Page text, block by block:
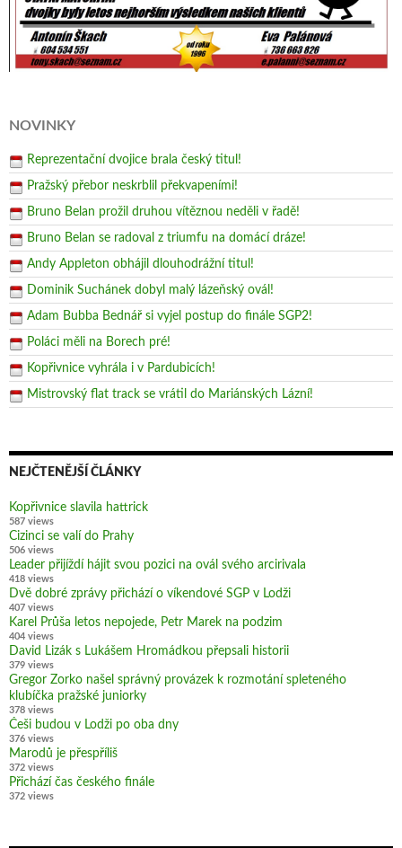
NOVINKY
Reprezentační dvojice brala český titul!
Pražský přebor neskrblil překvapeními!
Bruno Belan prožil druhou vítěznou neděli v řadě!
Bruno Belan se radoval z triumfu na domácí dráze!
Andy Appleton obhájil dlouhodrážní titul!
Dominik Suchánek dobyl malý lázeňský ovál!
Adam Bubba Bednář si vyjel postup do finále SGP2!
Poláci měli na Borech pré!
Kopřivnice vyhrála i v Pardubicích!
Mistrovský flat track se vrátil do Mariánských Lázní!
NEJČTENĚJŠÍ ČLÁNKY
Kopřivnice slavila hattrick
587 views
Cizinci se valí do Prahy
506 views
Leader přijíždí hájit svou pozici na ovál svého arcirivala
418 views
Dvě dobré zprávy přichází o víkendové SGP v Lodži
407 views
Karel Průša letos nepojede, Petr Marek na podzim
404 views
David Lizák s Lukášem Hromádkou přepsali historii
379 views
Gregor Zorko našel správný provázek k rozmotání spleteného
klubíčka pražské juniorky
378 views
Češi budou v Lodži po oba dny
376 views
Marodů je přespříliš
372 views
Přichází čas českého finále
372 views